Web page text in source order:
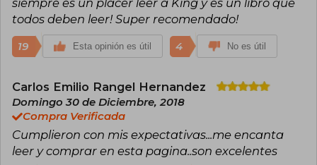
popular y sigue siendo un referente
imprescindible para lectores y escritores de
ficción. Actualmente vive en Maine, donde
continúa escribiendo y participando
todos deben leer! Super recomendado!
19 Esta opinión es útil 4 No es útil
Carlos Emilio Rangel Hernandez
Domingo 30 de Diciembre, 2018
Compra Verificada
Cumplieron con mis expectativas...me encanta
leer y comprar en esta pagina..son excelentes